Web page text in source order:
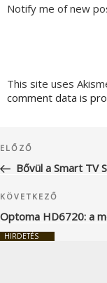
Notify me of new
This site uses
comment data is
navigáció
Korábbi
bejegyzés
ELŐZŐ
Bővül a Smart TV
Következő
bejegyzés
KÖVETKEZŐ
Optoma HD6720: a
HIRDETÉS